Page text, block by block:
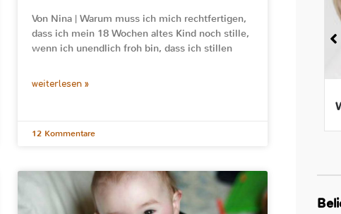
Von Nina | Warum muss ich mich rechtfertigen,
dass ich mein 18 Wochen altes Kind noch stille,
wenn ich unendlich froh bin, dass ich stillen
weiterlesen »
12 Kommentare